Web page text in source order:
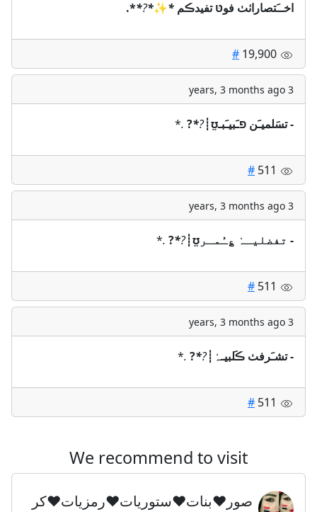
اخــَتصاراٺٺ فوטּ تفيدڪم *
✨
*
?
*
*.
#
3 years, 3 months ago
- تسَلميـَن פـَبيـَبـʊ̤┊ ?
*
?
.
*
#
3 years, 3 months ago
- تفضليـہٰ ؏ـُمـرʊ̤┊ ?
*
?
.
*
#
3 years, 3 months ago
- تشـَرفٺ ڪَلبيـہٰ┊?
*
?
.
*
#
We recommend to visit
صور♥️بنات♥️ستوريات♥️رمزيات♥️كر